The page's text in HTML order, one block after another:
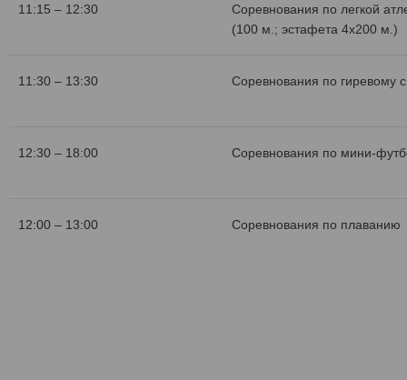
11:15 – 12:30
Соревнования по легкой
(100 м.; эстафета 4х200 м.)
11:30 – 13:30 Соревнования по гиревому
12:30 – 18:00 Соревнования по мини-
12:00 – 13:00 Соревнования по плаванию